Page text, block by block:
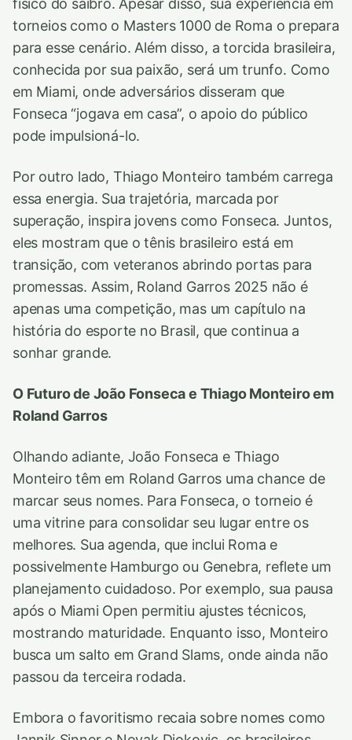
físico do saibro. Apesar disso, sua experiência em
torneios como o Masters 1000 de Roma o prepara
para esse cenário. Além disso, a torcida brasileira,
conhecida por sua paixão, será um trunfo. Como
em Miami, onde adversários disseram que
Fonseca “jogava em casa”, o apoio do público
pode impulsioná-lo.
Por outro lado, Thiago Monteiro também carrega
essa energia. Sua trajetória, marcada por
superação, inspira jovens como Fonseca. Juntos,
eles mostram que o tênis brasileiro está em
transição, com veteranos abrindo portas para
promessas. Assim, Roland Garros 2025 não é
apenas uma competição, mas um capítulo na
história do esporte no Brasil, que continua a
sonhar grande.
O Futuro de João Fonseca e Thiago Monteiro em
Roland Garros
Olhando adiante, João Fonseca e Thiago
Monteiro têm em Roland Garros uma chance de
marcar seus nomes. Para Fonseca, o torneio é
uma vitrine para consolidar seu lugar entre os
melhores. Sua agenda, que inclui Roma e
possivelmente Hamburgo ou Genebra, reflete um
planejamento cuidadoso. Por exemplo, sua pausa
após o Miami Open permitiu ajustes técnicos,
mostrando maturidade. Enquanto isso, Monteiro
busca um salto em Grand Slams, onde ainda não
passou da terceira rodada.
Embora o favoritismo recaia sobre nomes como